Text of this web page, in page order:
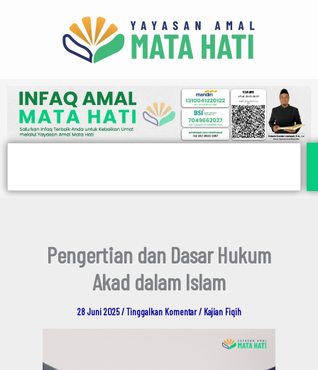
Pengertian dan Dasar Hukum
Akad dalam Islam
28 Juni 2025/Tinggalkan Komentar / Kajian Fiqih